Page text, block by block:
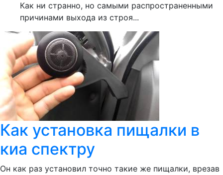
Как ни странно, но самыми распространенными
причинами выхода из строя...
Как установка пищалки в
киа спектру
Он как раз установил точно такие же пищалки, врезав